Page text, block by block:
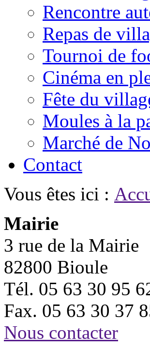
Rencontre
Repas de
Tournoi de
Cinéma en
Fête du
Moules à la
Marché de
Contact
Vous êtes ici :
Mairie
3 rue de la Mairie
82800 Bioule
Tél. 05 63 30 95
Fax. 05 63 30 37
Nous contacter